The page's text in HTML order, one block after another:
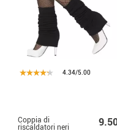
4.34/5.00
Coppia di
riscaldatori neri